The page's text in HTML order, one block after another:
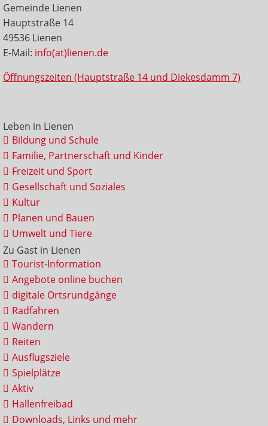
Gemeinde Lienen
Hauptstraße 14
49536 Lienen
E-Mail: info(at)lienen.de
Öffnungszeiten (Hauptstraße 14 und Diekesdamm 7)
Leben in Lienen
Bildung und Schule
Familie, Partnerschaft und Kinder
Freizeit und Sport
Gesellschaft und Soziales
Kultur
Planen und Bauen
Umwelt und Tiere
Zu Gast in Lienen
Tourist-Information
Angebote online buchen
digitale Ortsrundgänge
Radfahren
Wandern
Reiten
Ausflugsziele
Spielplätze
Aktiv
Hallenfreibad
Downloads, Links und mehr